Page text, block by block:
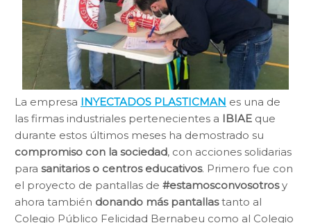
La empresa INYECTADOS PLASTICMAN es una de
las firmas industriales pertenecientes a IBIAE que
durante estos últimos meses ha demostrado su
compromiso con la sociedad, con acciones solidarias
para sanitarios o centros educativos. Primero fue con
el proyecto de pantallas de #estamosconvosotrosy
ahora también donando más pantallastanto al
Colegio Público Felicidad Bernabeu como al Colegio